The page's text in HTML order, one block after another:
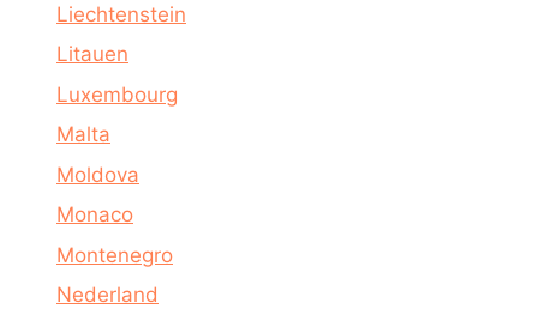
Liechtenstein
Litauen
Luxembourg
Malta
Moldova
Monaco
Montenegro
Nederland